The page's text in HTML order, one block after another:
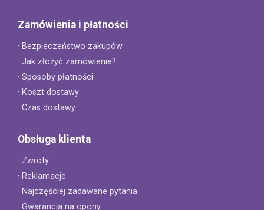
Zamówienia i płatności
· Bezpieczeństwo zakupów
· Jak złożyć zamówienie?
· Sposoby płatności
· Koszt dostawy
· Czas dostawy
Obsługa klienta
· Zwroty
· Reklamacje
· Najczęściej zadawane pytania
· Gwarancja na opony